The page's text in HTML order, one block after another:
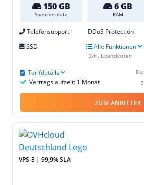
150 GB
Speicherplatz
6 GB
RAM
Telefonsupport DDoS Protection
SSD
Alle Funktionen
Vertragslaufzeit: 1 Monat
Tarifdetails
Exkl. Lizenzkosten
ZUM ANBIETER
VPS-3 | 99,9% SLA